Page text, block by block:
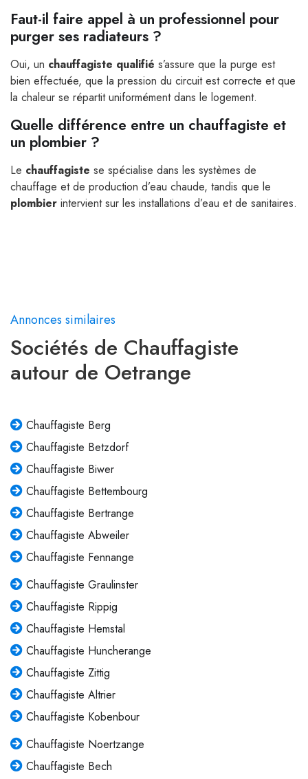
Faut-il faire appel à un professionnel pour
purger ses radiateurs ?
Oui, un chauffagiste qualifié s’assure que la purge est
bien effectuée, que la pression du circuit est correcte et que
la chaleur se répartit uniformément dans le logement.
Quelle différence entre un chauffagiste et
un plombier ?
Le chauffagiste se spécialise dans les systèmes de
chauffage et de production d’eau chaude, tandis que le
plombier intervient sur les installations d’eau et de sanitaires.
Annonces similaires
Sociétés de Chauffagiste
autour de Oetrange
Chauffagiste Berg
Chauffagiste Betzdorf
Chauffagiste Biwer
Chauffagiste Bettembourg
Chauffagiste Bertrange
Chauffagiste Abweiler
Chauffagiste Fennange
Chauffagiste Graulinster
Chauffagiste Rippig
Chauffagiste Hemstal
Chauffagiste Huncherange
Chauffagiste Zittig
Chauffagiste Altrier
Chauffagiste Kobenbour
Chauffagiste Noertzange
Chauffagiste Bech